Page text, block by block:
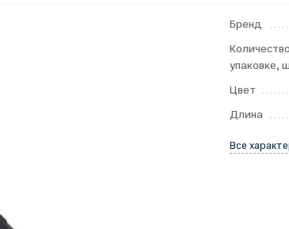
Бренд
упаковке,
Цвет
Длина
Все